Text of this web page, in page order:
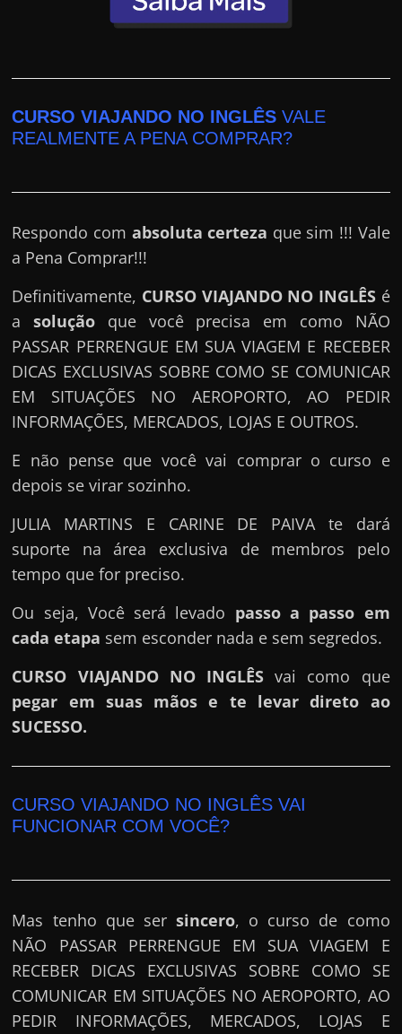
CURSO VIAJANDO NO INGLÊS VALE
REALMENTE A PENA COMPRAR?
Respondo com absoluta certeza que sim !!! Vale
a Pena Comprar!!!
Definitivamente, CURSO VIAJANDO NO INGLÊSé
asolução que você precisa em como NÃO
PASSAR PERRENGUE EM SUA VIAGEM E RECEBER
DICAS EXCLUSIVAS SOBRE COMO SE COMUNICAR
EM SITUAÇÕES NO AEROPORTO, AO PEDIR
INFORMAÇÕES, MERCADOS, LOJAS E OUTROS.
E não pense que você vai comprar o curso e
depois se virar sozinho.
JULIA MARTINS E CARINE DE PAIVA te dará
suporte na área exclusiva de membros pelo
tempo que for preciso.
Ou seja, Você será levado passo a passo em
cada etapa sem esconder nada e sem segredos.
CURSO VIAJANDO NO INGLÊS vai como que
pegar em suas mãos e te levar direto ao
SUCESSO.
CURSO VIAJANDO NO INGLÊS VAI
FUNCIONAR COM VOCÊ?
Mas tenho que ser sincero, o curso de como
NÃO PASSAR PERRENGUE EM SUA VIAGEM E
RECEBER DICAS EXCLUSIVAS SOBRE COMO SE
COMUNICAR EM SITUAÇÕES NO AEROPORTO, AO
PEDIR INFORMAÇÕES, MERCADOS, LOJAS E